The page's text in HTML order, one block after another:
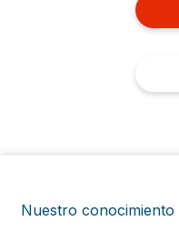
Nuestro conocimiento